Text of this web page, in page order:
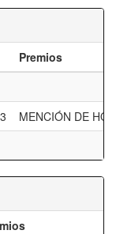
Premios
MENCIÓN DE